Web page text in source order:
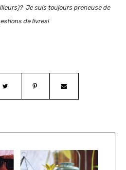
Je suis toujours preneuse de
de livres!